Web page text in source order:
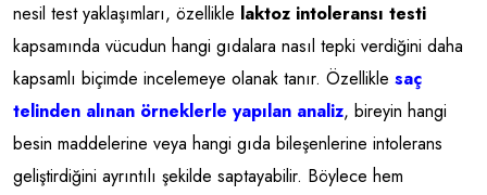
nesil test yaklaşımları, özellikle laktoz intoleransı testi
kapsamında vücudun hangi gıdalara nasıl tepki verdiğini daha
kapsamlı biçimde incelemeye olanak tanır. Özellikle saç
telinden alınan örneklerle yapılan analiz, bireyin hangi
besin maddelerine veya hangi gıda bileşenlerine intolerans
geliştirdiğini ayrıntılı şekilde saptayabilir. Böylece hem